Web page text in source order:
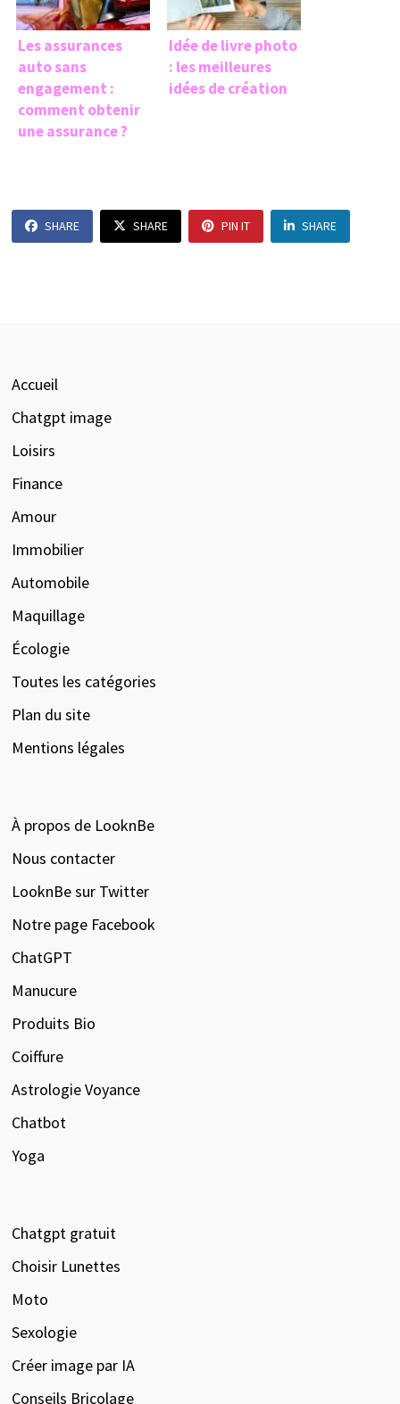
Les assurances
auto sans
engagement :
comment obtenir
une assurance ?
Idée de livre photo
: les meilleures
idées de création
SHARE SHARE PIN IT SHARE
Accueil
Chatgpt image
Loisirs
Finance
Amour
Immobilier
Automobile
Maquillage
Écologie
Toutes les catégories
Plan du site
Mentions légales
À propos de LooknBe
Nous contacter
LooknBe sur Twitter
Notre page Facebook
ChatGPT
Manucure
Produits Bio
Coiffure
Astrologie Voyance
Chatbot
Yoga
Chatgpt gratuit
Choisir Lunettes
Moto
Sexologie
Créer image par IA
Conseils Bricolage